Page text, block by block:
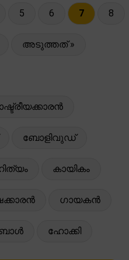
5 6 7 8
അടുത്തത് »
ബോളിവുഡ്
കായികം
ഗായകൻ
ഹോക്കി